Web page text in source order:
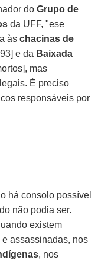
doGrupo de
da UFF, "ese
àschacinas de
e da Baixada
mas
É preciso
responsáveis por
há consolo possível
não podia ser.
existem
assassinadas, nos
, nos